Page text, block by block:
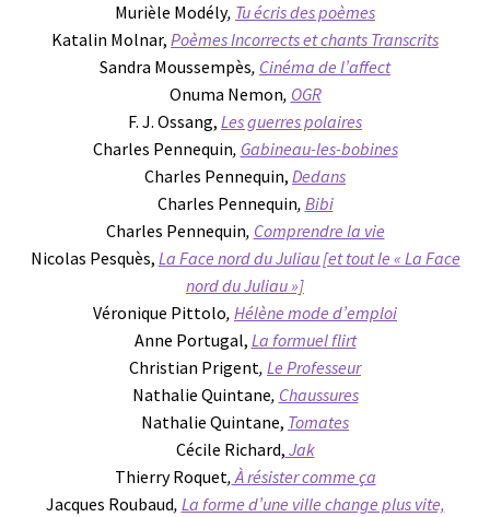
Murièle Modély, Tu écris des poèmes
Katalin Molnar, Poèmes Incorrects et chants Transcrits
Sandra Moussempès, Cinéma de l’affect
Onuma Nemon, OGR
F. J. Ossang, Les guerres polaires
Charles Pennequin, Gabineau-les-bobines
Charles Pennequin, Dedans
Charles Pennequin, Bibi
Charles Pennequin, Comprendre la vie
Nicolas Pesquès, La Face nord du Juliau [et tout le « La Face
nord du Juliau »]
Véronique Pittolo, Hélène mode d’emploi
Anne Portugal, La formuel flirt
Christian Prigent, Le Professeur
Nathalie Quintane, Chaussures
Nathalie Quintane, Tomates
Cécile Richard, Jak
Thierry Roquet,À résister comme ça
Jacques Roubaud, La forme d’une ville change plus vite,